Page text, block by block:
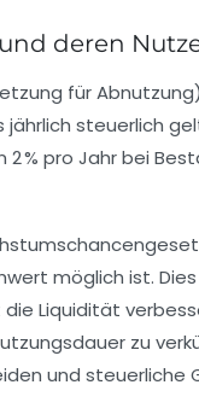
deren
für
steuerlich
% pro Jahr bei
möglich ist.
Liquidität
zu
und